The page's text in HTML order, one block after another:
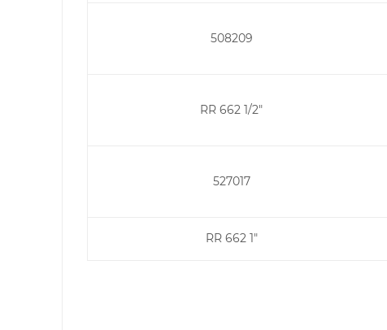
508209
RR 662 1/2"
527017
RR 662 1"